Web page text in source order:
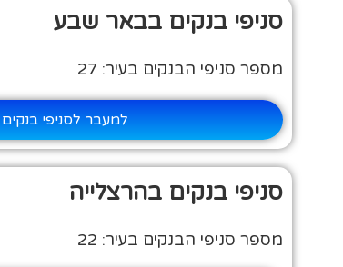
סניפי בנקים בבאר שבע
מספר סניפי הבנקים בעיר: 27
למעבר לסניפי בנקים
סניפי בנקים בהרצלייה
מספר סניפי הבנקים בעיר: 22